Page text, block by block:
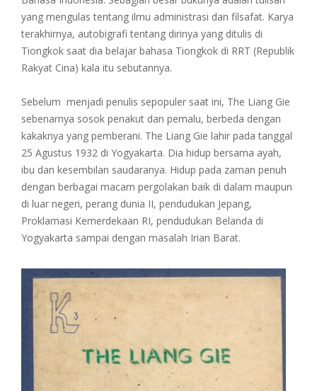
yang mengulas tentang ilmu administrasi dan filsafat. Karya
terakhirnya, autobigrafi tentang dirinya yang ditulis di
Tiongkok saat dia belajar bahasa Tiongkok di RRT (Republik
Rakyat Cina) kala itu sebutannya.
Sebelum menjadi penulis sepopuler saat ini, The Liang Gie
sebenarnya sosok penakut dan pemalu, berbeda dengan
kakaknya yang pemberani. The Liang Gie lahir pada tanggal
25 Agustus 1932 di Yogyakarta. Dia hidup bersama ayah,
ibu dan kesembilan saudaranya. Hidup pada zaman penuh
dengan berbagai macam pergolakan baik di dalam maupun
di luar negeri, perang dunia II, pendudukan Jepang,
Proklamasi Kemerdekaan RI, pendudukan Belanda di
Yogyakarta sampai dengan masalah Irian Barat.